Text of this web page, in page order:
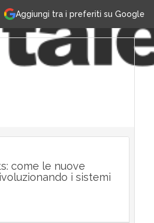
Aggiungi tra i preferiti su Google
come le nuove
i sistemi